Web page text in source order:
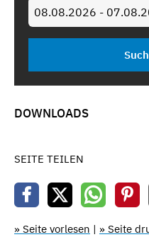
DOWNLOADS
SEITE TEILEN
» Seite vorlesen | » Seite